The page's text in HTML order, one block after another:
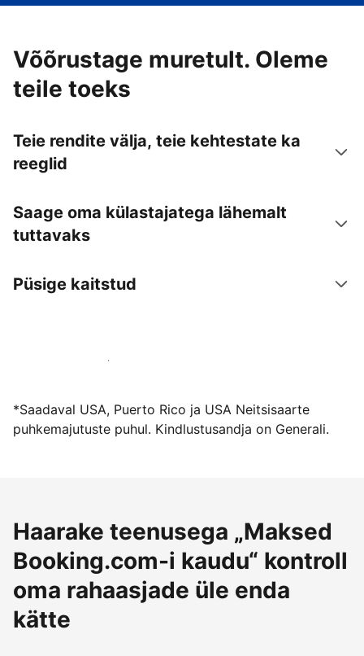
Võõrustage muretult. Oleme
teile toeks
Teie rendite välja, teie kehtestate ka
reeglid
Saage oma külastajatega lähemalt
tuttavaks
Püsige kaitstud
Võõrusta meiega juba täna
*Saadaval USA, Puerto Rico ja USA Neitsisaarte
puhkemajutuste puhul. Kindlustusandja on Generali.
Haarake teenusega „Maksed
Booking.com-i kaudu“ kontroll
oma rahaasjade üle enda
kätte